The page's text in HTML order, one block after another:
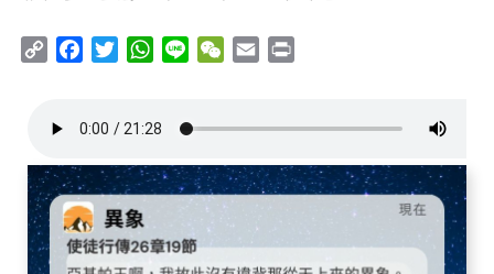
Copy
Facebook
TwitterWhatsApp
Line WeChat
Email